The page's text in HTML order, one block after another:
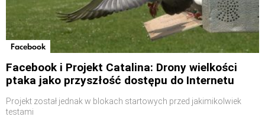
Facebook
Facebook i Projekt Catalina: Drony wielkości
ptaka jako przyszłość dostępu do Internetu
Projekt został jednak w blokach startowych przed jakimikolwiek
testami